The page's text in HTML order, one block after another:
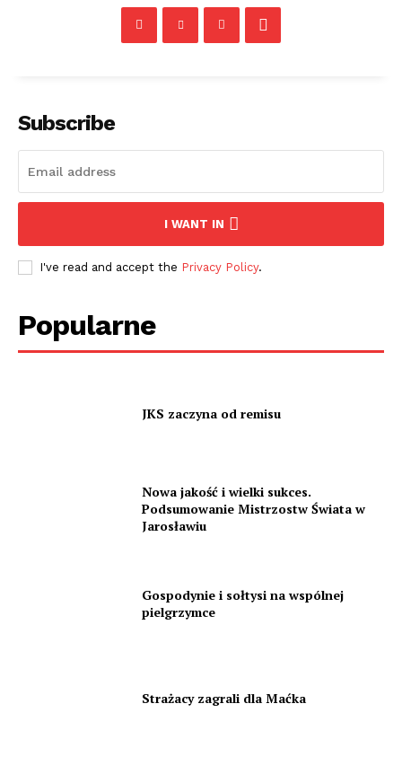
Subscribe
I WANT IN
I've read and accept the Privacy Policy.
Popularne
JKS zaczyna od remisu
Nowa jakość i wielki sukces.
Podsumowanie Mistrzostw Świata w
Jarosławiu
Gospodynie i sołtysi na wspólnej
pielgrzymce
Strażacy zagrali dla Maćka